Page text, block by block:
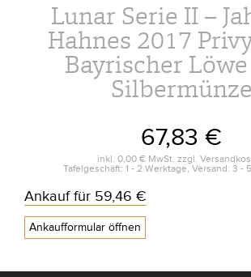
Lunar Serie II –
Hahnes 2017
Bayrischer
Silbermünze
67,83 €
inkl. 0,00 € MwSt. zzgl.
Tafelgeschäft: 1 - 2 Werktage, Versand: 3 -
Ankauf für 59,46 €
Ankaufformular öffnen